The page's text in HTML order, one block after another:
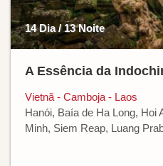
14 Dia / 13 Noite
A Essência da
Vietnã - Camboja - Laos
Hanói, Baía de Ha Long, Hoi
Minh, Siem Reap, Luang